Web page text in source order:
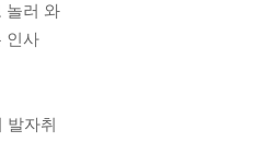
놀러 와
인사
발자취